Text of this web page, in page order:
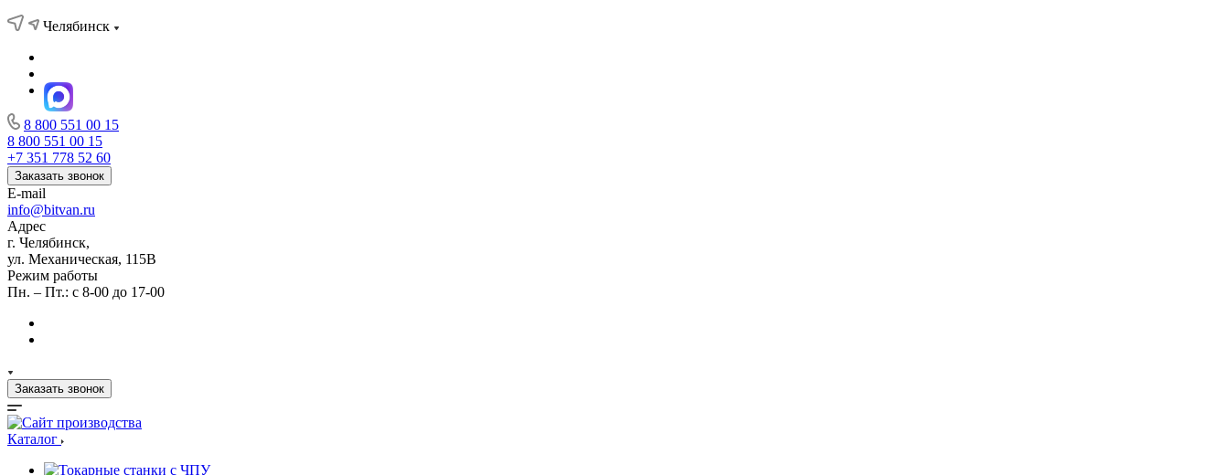
Челябинск
8 800 551 00 15
8 800 551 00 15
+7 351 778 52 60
Заказать звонок
E-mail
info@bitvan.ru
Адрес
г. Челябинск,
ул. Механическая, 115В
Режим работы
Пн. – Пт.: с 8-00 до 17-00
Заказать звонок
Каталог